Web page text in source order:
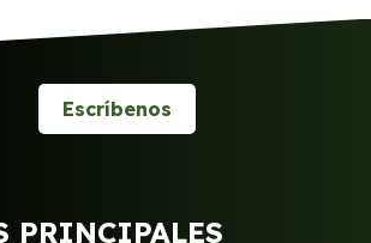
Escríbenos
PRINCIPALES